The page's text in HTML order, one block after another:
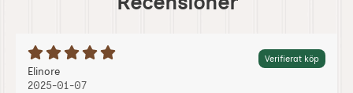
Betyg: 5 Stjärnor av 5 Verifierat köp
Recension av:
Elinore, 2025-01-07
, 2025-01-07
2025-01-07